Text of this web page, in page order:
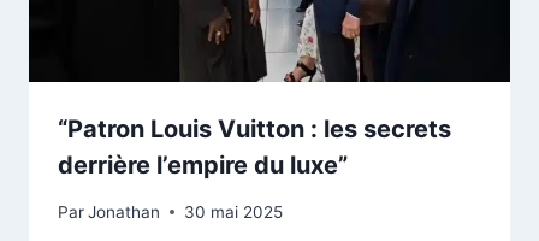
“Patron Louis Vuitton : les secrets
derrière l’empire du luxe”
ParJonathan 30 mai 2025